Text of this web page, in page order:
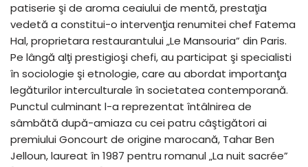
patiserie şi de aroma ceaiului de mentă, prestaţia
vedetă a constitui-o intervenţia renumitei chef Fatema
Hal, proprietara restaurantului „Le Mansouria” din Paris.
Pe lângă alţi prestigioşi chefi, au participat şi specialisti
în sociologie şi etnologie, care au abordat importanţa
legăturilor interculturale în societatea contemporană.
Punctul culminant l-a reprezentat întâlnirea de
sâmbătă după-amiaza cu cei patru câştigători ai
premiului Goncourt de origine marocană, Tahar Ben
Jelloun, laureat în 1987 pentru romanul „La nuit sacrée”